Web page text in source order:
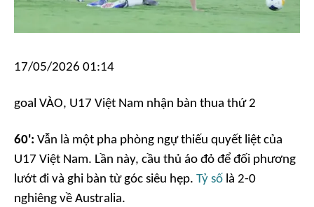
17/05/2026 01:14
goal VÀO, U17 Việt Nam nhận bàn thua thứ 2
60': Vẫn là một pha phòng ngự thiếu quyết liệt của
U17 Việt Nam. Lần này, cầu thủ áo đỏ để đối phương
lướt đi và ghi bàn từ góc siêu hẹp. Tỷ số là 2-0
nghiêng về Australia.